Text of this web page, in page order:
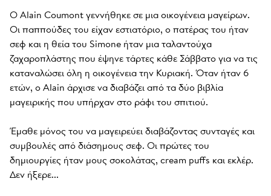
Ο Alain Coumont γεννήθηκε σε μια οικογένεια μαγείρων.
Οι παππούδες του είχαν εστιατόριο, ο πατέρας του ήταν
σεφ και η θεία του Simone ήταν μια ταλαντούχα
ζαχαροπλάστης που έψηνε τάρτες κάθε Σάββατο για να τις
καταναλώσει όλη η οικογένεια την Κυριακή. Όταν ήταν 6
ετών, ο Alain άρχισε να διαβάζει από τα δύο βιβλία
μαγειρικής που υπήρχαν στο ράφι του σπιτιού.
Έμαθε μόνος του να μαγειρεύει διαβάζοντας συνταγές και
συμβουλές από διάσημους σεφ. Οι πρώτες του
δημιουργίες ήταν μους σοκολάτας, cream puffs και εκλέρ.
Δεν ήξερε...